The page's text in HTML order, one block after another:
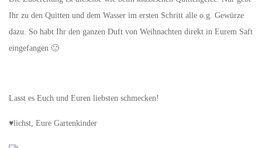
Ihr zu den Quitten und dem Wasser im ersten Schritt alle o.g. Gewürze
dazu. So habt Ihr den ganzen Duft von Weihnachten direkt in Eurem Saft
eingefangen 🙂
Lasst es Euch und Euren liebsten schmecken!
♥lichst, Eure Gartenkinder